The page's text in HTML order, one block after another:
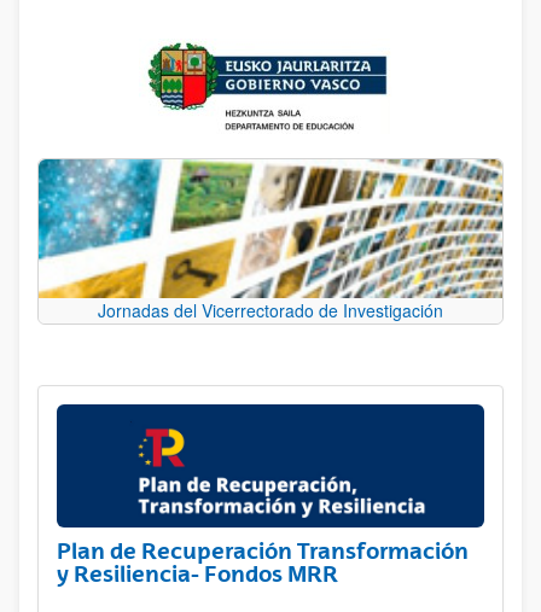
Jornadas del Vicerrectorado de Investigación
Plan de Recuperación Transformación
y Resiliencia- Fondos MRR